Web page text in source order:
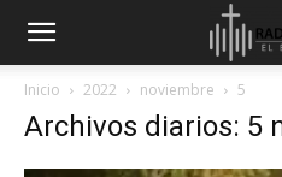
Inicio 2022 noviembre 5
Archivos diarios: 5